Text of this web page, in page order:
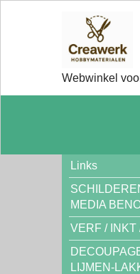
Webwinkel
Links
MEDIA
VERF / INKT
LIJMEN-